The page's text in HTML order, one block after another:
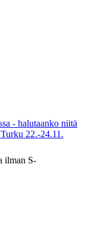
- halutaanko niitä
22.-24.11.
ilman S-